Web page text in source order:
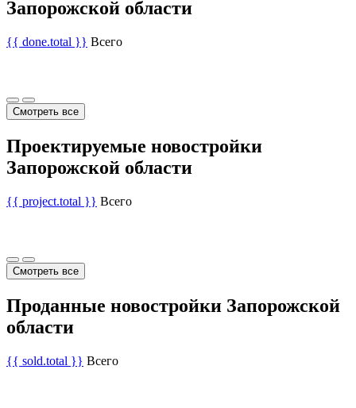
Запорожской области
{{ done.total }} Всего
Смотреть все
Проектируемые новостройки
Запорожской области
{{ project.total }} Всего
Смотреть все
Проданные новостройки Запорожской
области
{{ sold.total }} Всего